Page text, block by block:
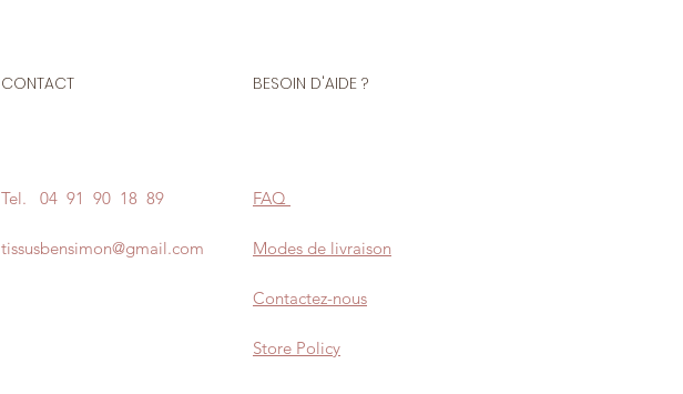
CONTACT BESOIN D'AIDE ?
Tel. 04 91 90 18 89
tissusbensimon@gmail.com
FAQ
Modes de livraison
Contactez-nous
Store Policy